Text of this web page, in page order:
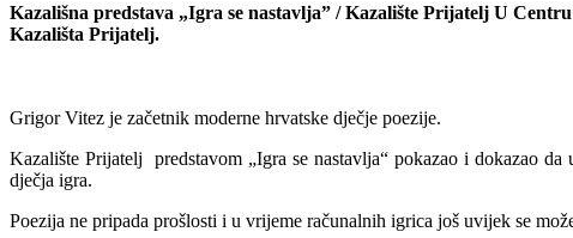
Kazališna predstava „Igra se nastavlja” / Kazalište Prijatelj U
Kazališta Prijatelj.
Grigor Vitez je začetnik moderne hrvatske dječje poezije.
Kazalište Prijatelj predstavom „Igra se nastavlja“ pokazao i dokazao
dječja igra.
Poezija ne pripada prošlosti i u vrijeme računalnih igrica još uvijek se